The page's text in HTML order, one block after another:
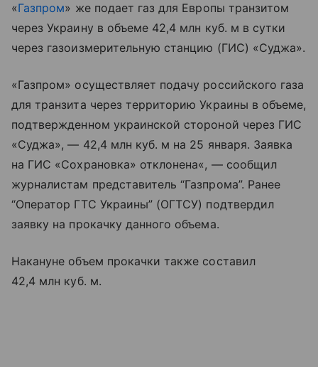
«Газпром» же подает газ для Европы транзитом
через Украину в объеме 42,4 млн куб. м в сутки
через газоизмерительную станцию (ГИС) «Суджа».
«Газпром» осуществляет подачу российского газа
для транзита через территорию Украины в объеме,
подтвержденном украинской стороной через ГИС
«Суджа», — 42,4 млн куб. м на 25 января. Заявка
на ГИС «Сохрановка» отклонена«, — сообщил
журналистам представитель “Газпрома”. Ранее
“Оператор ГТС Украины” (ОГТСУ) подтвердил
заявку на прокачку данного объема.
Накануне объем прокачки также составил
42,4 млн куб. м.